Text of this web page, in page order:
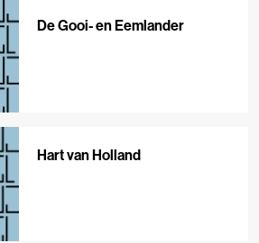
De Gooi- en Eemlander
Hart van Holland